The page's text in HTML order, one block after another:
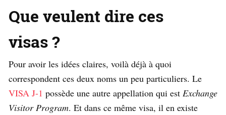
Que veulent dire ces
visas ?
Pour avoir les idées claires, voilà déjà à quoi
correspondent ces deux noms un peu particuliers. Le
VISA J-1 possède une autre appellation qui est Exchange
Visitor Program. Et dans ce même visa, il en existe